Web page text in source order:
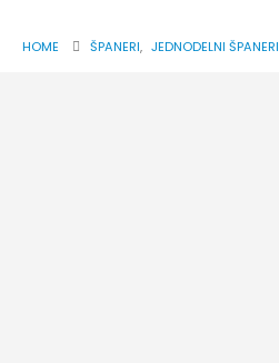
HOME ŠPANERI, JEDNODELNI ŠPANERI